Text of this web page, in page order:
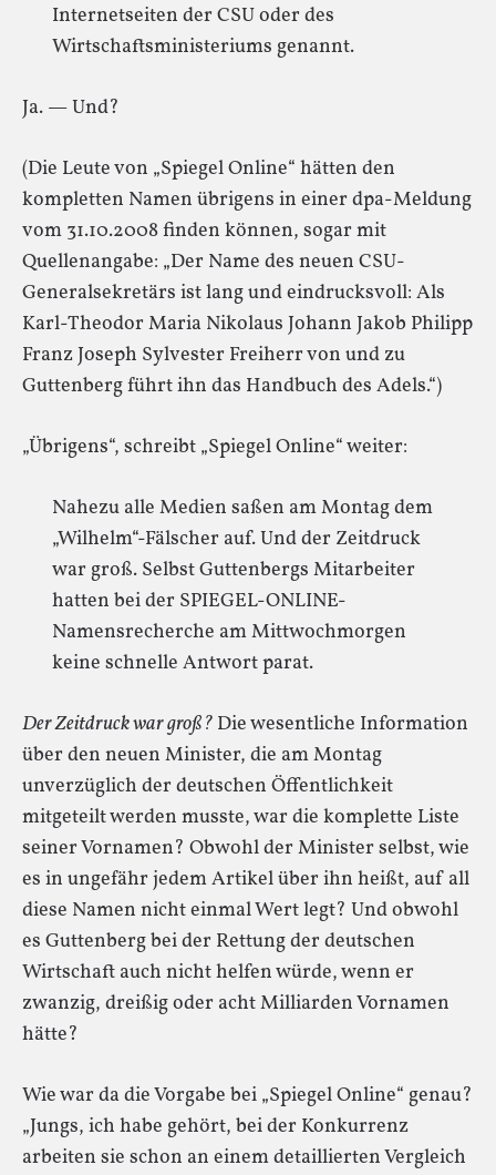
Internetseiten der CSU oder des
Wirtschaftsministeriums genannt.
Ja. — Und?
(Die Leute von „Spiegel Online“ hätten den
kompletten Namen übrigens in einer dpa-Meldung
vom 31.10.2008 finden können, sogar mit
Quellenangabe: „Der Name des neuen CSU-
Generalsekretärs ist lang und eindrucksvoll: Als
Karl-Theodor Maria Nikolaus Johann Jakob Philipp
Franz Joseph Sylvester Freiherr von und zu
Guttenberg führt ihn das Handbuch des Adels.“)
„Übrigens“, schreibt „Spiegel Online“ weiter:
Nahezu alle Medien saßen am Montag dem
„Wilhelm“-Fälscher auf. Und der Zeitdruck
war groß. Selbst Guttenbergs Mitarbeiter
hatten bei der SPIEGEL-ONLINE-
Namensrecherche am Mittwochmorgen
keine schnelle Antwort parat.
Der Zeitdruck war groß? Die wesentliche Information
über den neuen Minister, die am Montag
unverzüglich der deutschen Öffentlichkeit
mitgeteilt werden musste, war die komplette Liste
seiner Vornamen? Obwohl der Minister selbst, wie
es in ungefähr jedem Artikel über ihn heißt, auf all
diese Namen nicht einmal Wert legt? Und obwohl
es Guttenberg bei der Rettung der deutschen
Wirtschaft auch nicht helfen würde, wenn er
zwanzig, dreißig oder acht Milliarden Vornamen
hätte?
Wie war da die Vorgabe bei „Spiegel Online“ genau?
„Jungs, ich habe gehört, bei der Konkurrenz
arbeiten sie schon an einem detaillierten Vergleich